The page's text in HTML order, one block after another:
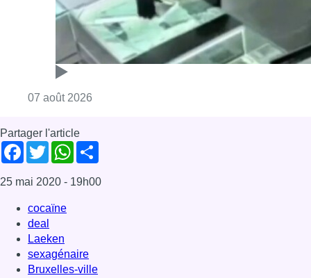
07 août 2026
Partager l'article
Facebook
TwitterWhatsApp
25 mai 2020 - 19h00
cocaïne
deal
Laeken
sexagénaire
Bruxelles-ville